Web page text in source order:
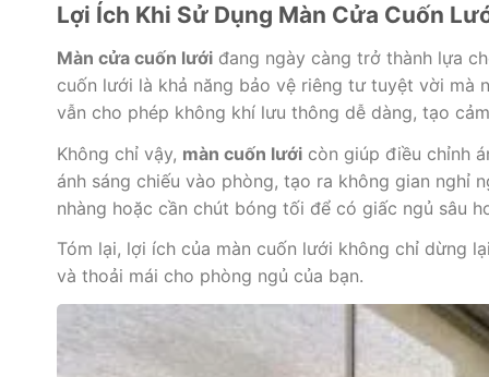
Lợi Ích Khi Sử Dụng Màn Cửa Cuốn
Màn cửa cuốn lướiđang ngày càng trở thành lựa
cuốn lưới là khả năng bảo vệ riêng tư tuyệt vời mà
vẫn cho phép không khí lưu thông dễ dàng, tạo
Không chỉ vậy, màn cuốn lướicòn giúp điều chỉnh
ánh sáng chiếu vào phòng, tạo ra không gian nghỉ
nhàng hoặc cần chút bóng tối để có giấc ngủ sâu
Tóm lại, lợi ích của màn cuốn lưới không chỉ dừng
và thoải mái cho phòng ngủ của bạn.